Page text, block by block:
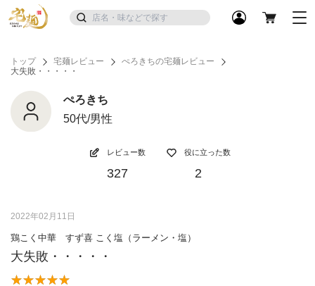
トップ 宅麺レビュー
ぺろきちの宅麺レビュー
大失敗・・・・・
ぺろきち
50代/男性
レビュー数
327
役に立った数
2
2022年02月11日
鶏こく中華 すず喜 こく塩（ラーメン・塩）
大失敗・・・・・